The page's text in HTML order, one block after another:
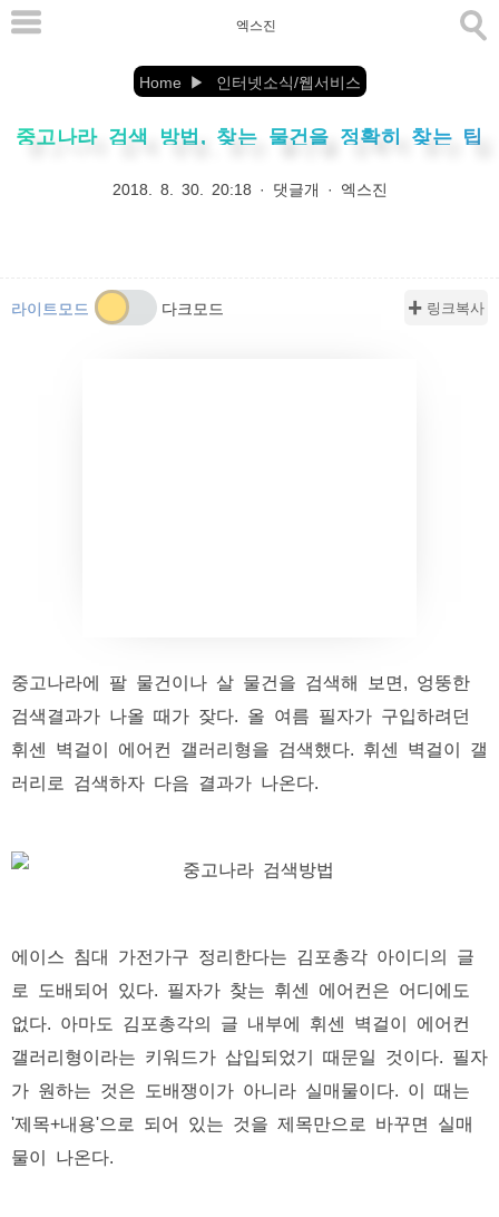
본
엑스진
Home 인터넷소식/웹서비스
중고나라 검색 방법, 찾는 물건을 정확히 찾는 팁
2018. 8. 30. 20:18 · 댓글개 · 엑스진
✚ 링크복사
중고나라에 팔 물건이나 살 물건을 검색해 보면, 엉뚱한
검색결과가 나올 때가 잦다. 올 여름 필자가 구입하려던
휘센 벽걸이 에어컨 갤러리형을 검색했다. 휘센 벽걸이 갤
러리로 검색하자 다음 결과가 나온다.
에이스 침대 가전가구 정리한다는 김포총각 아이디의 글
로 도배되어 있다. 필자가 찾는 휘센 에어컨은 어디에도
없다. 아마도 김포총각의 글 내부에 휘센 벽걸이 에어컨
갤러리형이라는 키워드가 삽입되었기 때문일 것이다. 필자
가 원하는 것은 도배쟁이가 아니라 실매물이다. 이 때는
'제목+내용'으로 되어 있는 것을 제목만으로 바꾸면 실매
물이 나온다.